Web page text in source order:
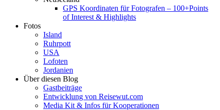
GPS Koordinaten für Fotografen – 100+Points
of Interest & Highlights
Fotos
Island
Ruhrpott
USA
Lofoten
Jordanien
Über diesen Blog
Gastbeiträge
Entwicklung von Reisewut.com
Media Kit & Infos für Kooperationen